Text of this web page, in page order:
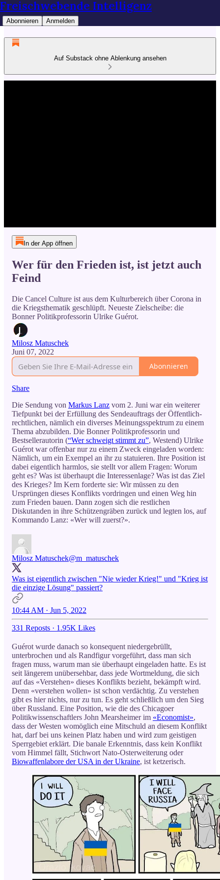
Freischwebende Intelligenz
Abonnieren Anmelden
Auf Substack ohne Ablenkung ansehen
In der App öffnen
Wer für den Frieden ist, ist jetzt auch
Feind
Die Cancel Culture ist aus dem Kulturbereich über Corona in
die Kriegsthematik geschlüpft. Neueste Zielscheibe: die
Bonner Politikprofessorin Ulrike Guérot.
Milosz Matuschek
Juni 07, 2022
Abonnieren
Share
Die Sendung von Markus Lanz vom 2. Juni war ein weiterer
Tiefpunkt bei der Erfüllung des Sendeauftrags der Öffentlich-
rechtlichen, nämlich ein diverses Meinungsspektrum zu einem
Thema abzubilden. Die Bonner Politikprofessorin und
Bestsellerautorin (“Wer schweigt stimmt zu”, Westend) Ulrike
Guérot war offenbar nur zu einem Zweck eingeladen worden:
Nämlich, um ein Exempel an ihr zu statuieren. Ihre Position ist
dabei eigentlich harmlos, sie stellt vor allem Fragen: Worum
geht es? Was ist überhaupt die Interessenlage? Was ist das Ziel
des Krieges? Im Kern forderte sie: Wir müssen zu den
Ursprüngen dieses Konflikts vordringen und einen Weg hin
zum Frieden bauen. Dann zogen sich die restlichen
Diskutanden in ihre Schützengräben zurück und legten los, auf
Kommando Lanz: «Wer will zuerst?».
Milosz Matuschek@m_matuschek
Was ist eigentlich zwischen "Nie wieder Krieg!" und "Krieg ist
die einzige Lösung" passiert?
10:44 AM · Jun 5, 2022
331 Reposts · 1.95K Likes
Guérot wurde danach so konsequent niedergebrüllt,
unterbrochen und als Randfigur vorgeführt, dass man sich
fragen muss, warum man sie überhaupt eingeladen hatte. Es ist
seit längerem unübersehbar, dass jede Wortmeldung, die sich
auf das «Verstehen» dieses Konflikts bezieht, bekämpft wird.
Denn «verstehen wollen» ist schon verdächtig. Zu verstehen
gibt es hier nichts, nur zu tun. Es geht schließlich um den Sieg
über Russland. Eine Position, wie die des Chicagoer
Politikwissenschaftlers John Mearsheimer im «Economist»,
dass der Westen womöglich eine Mitschuld an diesem Konflikt
hat, darf bei uns keinen Platz haben und wird zum geistigen
Sperrgebiet erklärt. Die banale Erkenntnis, dass kein Konflikt
vom Himmel fällt, Stichwort Nato-Osterweiterung oder
Biowaffenlabore der USA in der Ukraine, ist ketzerisch.